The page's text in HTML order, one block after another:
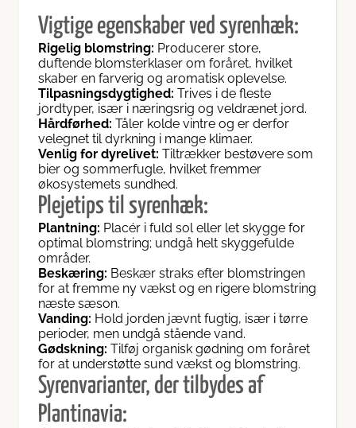
Vigtige egenskaber ved syrenhæk:
Rigelig blomstring: Producerer store,
duftende blomsterklaser om foråret, hvilket
skaber en farverig og aromatisk oplevelse.
Tilpasningsdygtighed: Trives i de fleste
jordtyper, især i næringsrig og veldrænet jord.
Hårdførhed: Tåler kolde vintre og er derfor
velegnet til dyrkning i mange klimaer.
Venlig for dyrelivet: Tiltrækker bestøvere som
bier og sommerfugle, hvilket fremmer
økosystemets sundhed.
Plejetips til syrenhæk:
Plantning: Placér i fuld sol eller let skygge for
optimal blomstring; undgå helt skyggefulde
områder.
Beskæring: Beskær straks efter blomstringen
for at fremme ny vækst og en rigere blomstring
næste sæson.
Vanding: Hold jorden jævnt fugtig, især i tørre
perioder, men undgå stående vand.
Gødskning: Tilføj organisk gødning om foråret
for at understøtte sund vækst og blomstring.
Syrenvarianter, der tilbydes af
Plantinavia: